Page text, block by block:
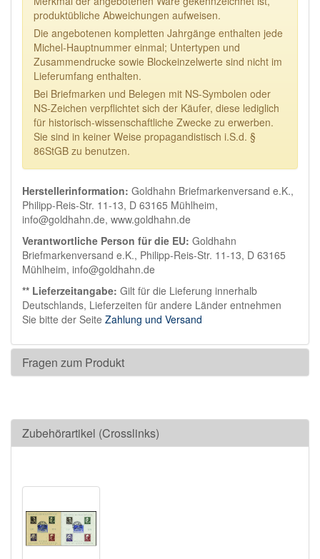
produktübliche Abweichungen aufweisen.
Die angebotenen kompletten Jahrgänge enthalten jede
Michel-Hauptnummer einmal; Untertypen und
Zusammendrucke sowie Blockeinzelwerte sind nicht im
Lieferumfang enthalten.
Bei Briefmarken und Belegen mit NS-Symbolen oder
NS-Zeichen verpflichtet sich der Käufer, diese lediglich
für historisch-wissenschaftliche Zwecke zu erwerben.
Sie sind in keiner Weise propagandistisch i.S.d. §
86StGB zu benutzen.
Herstellerinformation: Goldhahn Briefmarkenversand e.K.,
Philipp-Reis-Str. 11-13, D 63165 Mühlheim,
info@goldhahn.de, www.goldhahn.de
Verantwortliche Person für die EU: Goldhahn
Briefmarkenversand e.K., Philipp-Reis-Str. 11-13, D 63165
Mühlheim, info@goldhahn.de
** Lieferzeitangabe: Gilt für die Lieferung innerhalb
Deutschlands, Lieferzeiten für andere Länder entnehmen
Sie bitte der Seite Zahlung und Versand
Fragen zum Produkt
Zubehörartikel (Crosslinks)